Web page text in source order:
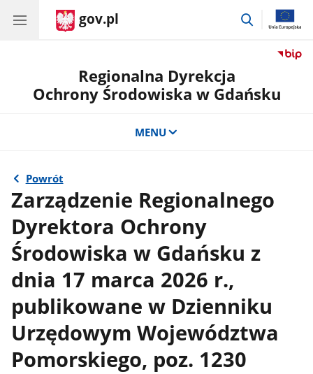
gov.pl
przejdź
Regionalna Dyrekcja
Ochrony Środowiska w Gdańsku
MENU
Powrót
Zarządzenie Regionalnego
Dyrektora Ochrony
Środowiska w Gdańsku z
dnia 17 marca 2026 r.,
publikowane w Dzienniku
Urzędowym Województwa
Pomorskiego, poz. 1230